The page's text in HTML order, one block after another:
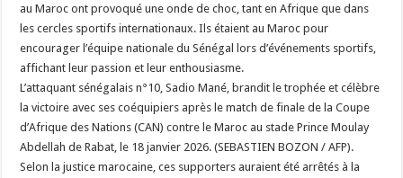
au Maroc ont provoqué une onde de choc, tant en Afrique que dans
les cercles sportifs internationaux. Ils étaient au Maroc pour
encourager l’équipe nationale du Sénégal lors d’événements sportifs,
affichant leur passion et leur enthousiasme.
L’attaquant sénégalais n°10, Sadio Mané, brandit le trophée et célèbre
la victoire avec ses coéquipiers après le match de finale de la Coupe
d’Afrique des Nations (CAN) contre le Maroc au stade Prince Moulay
Abdellah de Rabat, le 18 janvier 2026. (SEBASTIEN BOZON / AFP).
Selon la justice marocaine, ces supporters auraient été arrêtés à la